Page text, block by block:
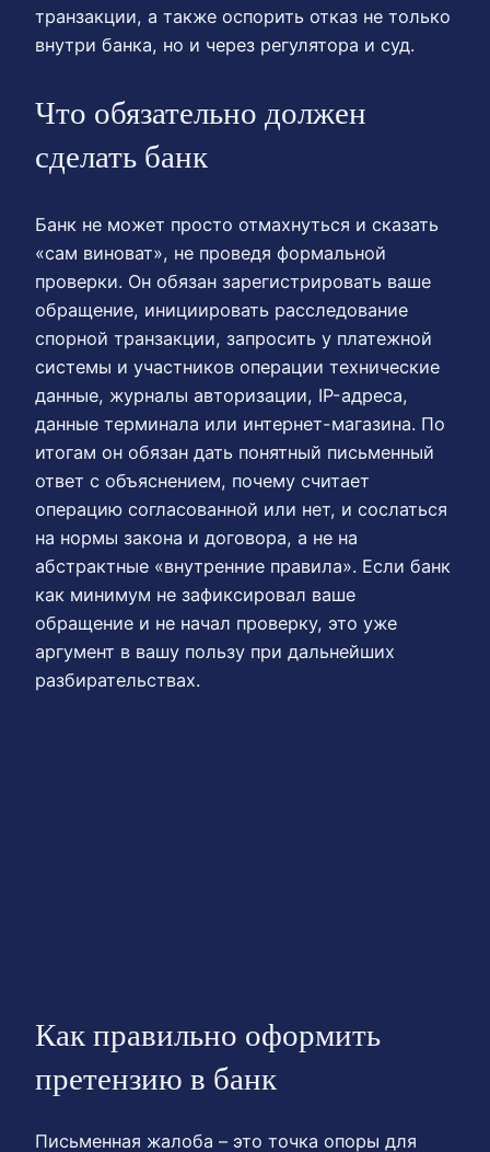
транзакции, а также оспорить отказ не только
внутри банка, но и через регулятора и суд.
Что обязательно должен
сделать банк
Банк не может просто отмахнуться и сказать
«сам виноват», не проведя формальной
проверки. Он обязан зарегистрировать ваше
обращение, инициировать расследование
спорной транзакции, запросить у платежной
системы и участников операции технические
данные, журналы авторизации, IP-адреса,
данные терминала или интернет-магазина. По
итогам он обязан дать понятный письменный
ответ с объяснением, почему считает
операцию согласованной или нет, и сослаться
на нормы закона и договора, а не на
абстрактные «внутренние правила». Если банк
как минимум не зафиксировал ваше
обращение и не начал проверку, это уже
аргумент в вашу пользу при дальнейших
разбирательствах.
Как правильно оформить
претензию в банк
Письменная жалоба – это точка опоры для